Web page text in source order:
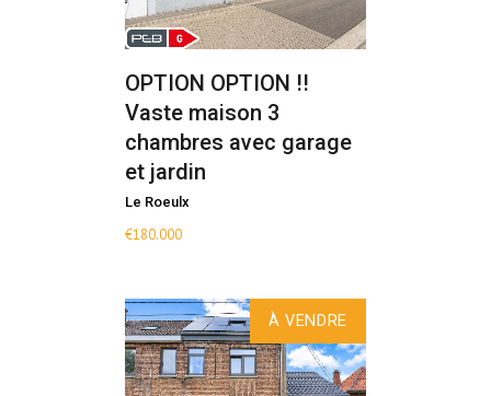
OPTION OPTION !!
Vaste maison 3
chambres avec garage
et jardin
Le Roeulx
€180.000
À VENDRE